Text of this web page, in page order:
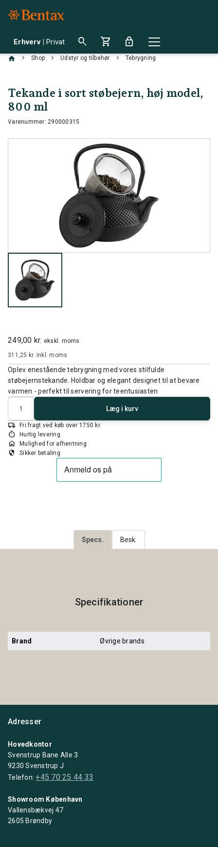
Erhverv | Privat search shopping_cart lock
chevron_right Shop chevron_right Udstyr og tilbehør chevron_right Tebrygning
Tekande i sort støbejern, høj model,
800 ml
Varenummer: 290000315
249,00 kr. ekskl. moms
311,25 kr. inkl. moms
Oplev enestående tebrygning med vores stilfulde
støbejernstekande. Holdbar og elegant designet til at bevare
varmen - perfekt til servering for teentusiasten
Antal
Læg i kurv
local_shipping Fri fragt ved køb over 1750 kr.
timer Hurtig levering
home Mulighed for afhentning
security Sikker betaling
Specs. Besk.
Specifikationer
Brand Øvrige brands
Adresser
Hovedkontor
Svenstrup Bane Alle 3
9230 Svenstrup J
Telefon:+45 70 25 44 33
Showroom København
Vallensbækvej 47
2605 Brøndby